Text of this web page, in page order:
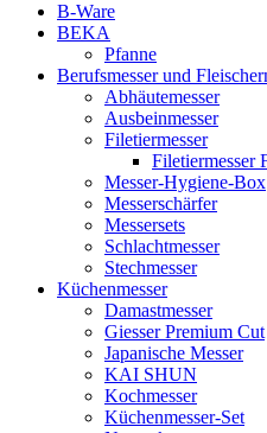
B-Ware
BEKA
Pfanne
Berufsmesser und
Abhäutemesser
Ausbeinmesser
Filetiermesser
Filetiermesser
Messer-Hygiene-Box
Messerschärfer
Messersets
Schlachtmesser
Stechmesser
Küchenmesser
Damastmesser
Giesser Premium Cut
Japanische Messer
KAI SHUN
Kochmesser
Küchenmesser-Set